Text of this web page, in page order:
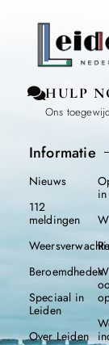
HULP
Ons
Informatie
Nieuws
112
meldingen
Beroemdheden
Speciaal in
Leiden
Over Leiden